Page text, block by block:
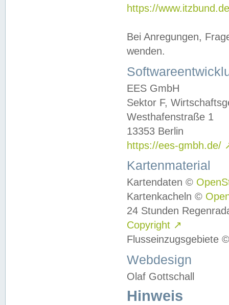
https://
Bei Anregungen,
wenden.
EES GmbH
Sektor F,
Westhafenstraße 1
13353 Berlin
https://ees-gmbh.de/
Kartenmaterial
Kartendaten ©
Kartenkacheln ©
24 Stunden
Copyright ↗
Flusseinzugsgebiete
Webdesign
Olaf Gottschall
Hinweis